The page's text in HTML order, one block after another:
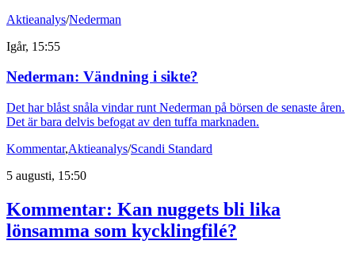
Aktieanalys/Nederman
Igår, 15:55
Nederman: Vändning i sikte?
Det har blåst snåla vindar runt Nederman på börsen de senaste åren.
Det är bara delvis befogat av den tuffa marknaden.
Kommentar,Aktieanalys/Scandi Standard
5 augusti, 15:50
Kommentar: Kan nuggets bli lika
lönsamma som kycklingfilé?